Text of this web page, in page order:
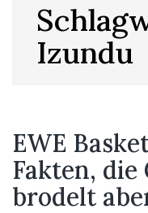
Izundu
EWE
Fakten,
brodelt